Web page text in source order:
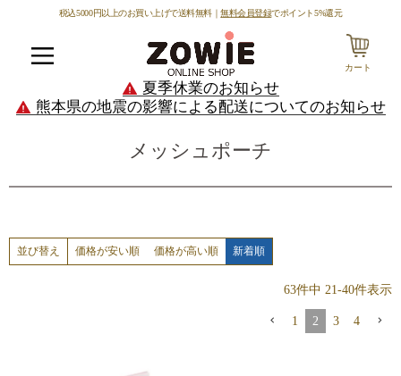
税込5000円以上のお買い上げで送料無料｜無料会員登録でポイント5%還元
カート
夏季休業のお知らせ
熊本県の地震の影響による配送についてのお知らせ
メッシュポーチ
並び替え 価格が安い順 価格が高い順 新着順
63件中 21 -40件表示
1 2 3 4